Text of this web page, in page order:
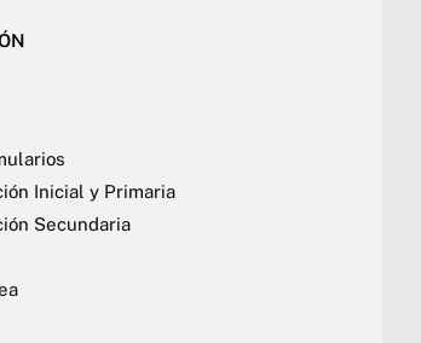
Inicial y Primaria
Secundaria